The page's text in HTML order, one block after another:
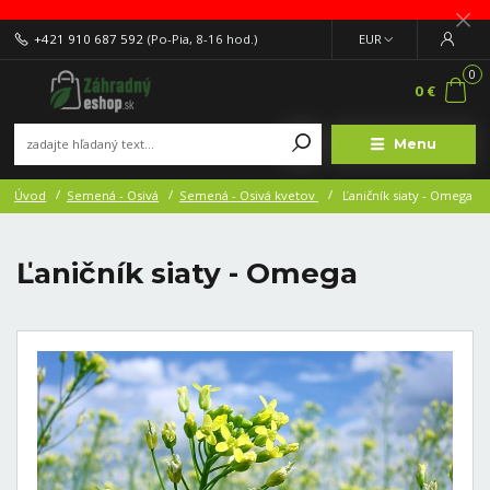
Menu
EUR
+421 910 687 592 (Po-Pia, 8-16 hod.)
0
0 €
Úvod Semená - Osivá Semená - Osivá kvetov Ľaničník siaty - Omega
Ľaničník siaty - Omega